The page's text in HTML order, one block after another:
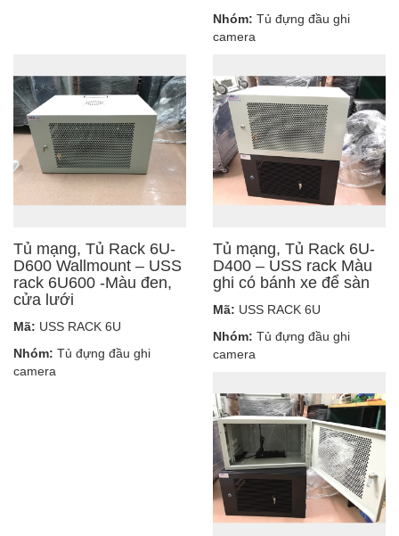
Nhóm: Tủ đựng đầu ghi
camera
Tủ mạng, Tủ Rack 6U-
D600 Wallmount – USS
rack 6U600 -Màu đen,
cửa lưới
Mã: USS RACK 6U
Nhóm: Tủ đựng đầu ghi
camera
Tủ mạng, Tủ Rack 6U-
D400 – USS rack Màu
ghi có bánh xe để sàn
Mã: USS RACK 6U
Nhóm: Tủ đựng đầu ghi
camera